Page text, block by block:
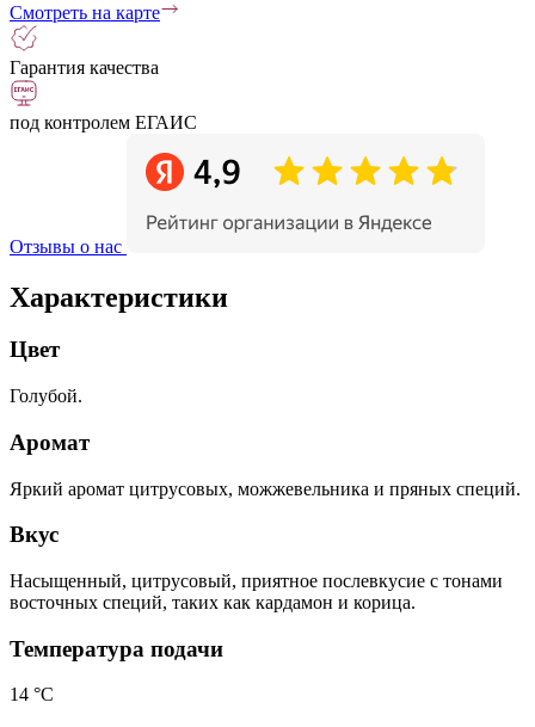
Смотреть на карте
Гарантия качества
под контролем ЕГАИС
Отзывы о нас
Характеристики
Цвет
Голубой.
Аромат
Яркий аромат цитрусовых, можжевельника и пряных специй.
Вкус
Насыщенный, цитрусовый, приятное послевкусие с тонами
восточных специй, таких как кардамон и корица.
Температура подачи
14 °С